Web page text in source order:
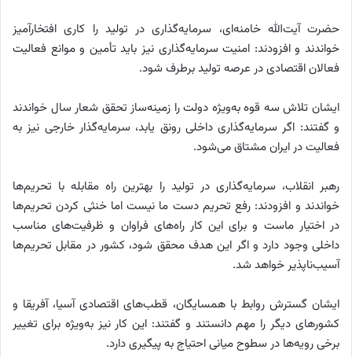
حضرت آیت‌الله خامنه‌ای، سرمایه‌گذاری در تولید را کاری افتخارآمیز
خواندند و افزودند: امنیت سرمایه‌گذاری نیز باید تأمین و موانع فعالیت
فعالان اقتصادی در عرصه تولید برطرف شود.
ایشان تلاش سه قوه به‌ویژه دولت را زمینه‌ساز تحقق شعار سال خواندند
و گفتند: اگر سرمایه‌گذاری داخلی رونق یابد، سرمایه‌گذار خارجی نیز به
فعالیت در ایران مشتاق می‌شود.
رهبر انقلاب، سرمایه‌گذاری در تولید را بهترین راه مقابله با تحریم‌ها
خواندند و افزودند: رفع تحریم دست ما نیست اما خنثی کردن تحریم‌ها
در اختیار ماست و برای این کار راه‌های فراوان و ظرفیت‌های مناسب
داخلی وجود دارد و اگر این هدف محقق شود، کشور در مقابل تحریم‌ها
آسیب‌ناپذیر خواهد شد.
ایشان گسترش روابط با همسایگان، قطب‌های اقتصادی آسیا، آفریقا و
کشورهای دیگر را مهم دانستند و گفتند: این کار نیز به‌ویژه برای تغییر
برخی رویه‌ها در سطوح میانی احتیاج به پیگیری دارد.